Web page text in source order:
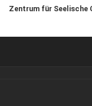
Zentrum für Seelische